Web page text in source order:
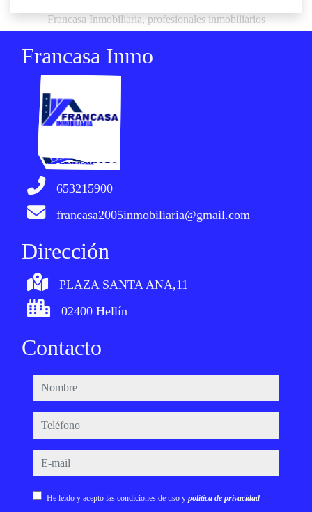
Francasa Inmobiliaria, profesionales inmobiliarios
Francasa Inmo
653215900
francasa2005inmobiliaria@gmail.com
Dirección
PLAZA SANTA ANA,11
02400 Hellín
Contacto
nombre
teléfono
e-mail
He leído y acepto las condiciones de uso y política de privacidad